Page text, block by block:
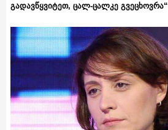
გადავწყვიტეთ, ცალ-ცალკე გვეცხოვრა“